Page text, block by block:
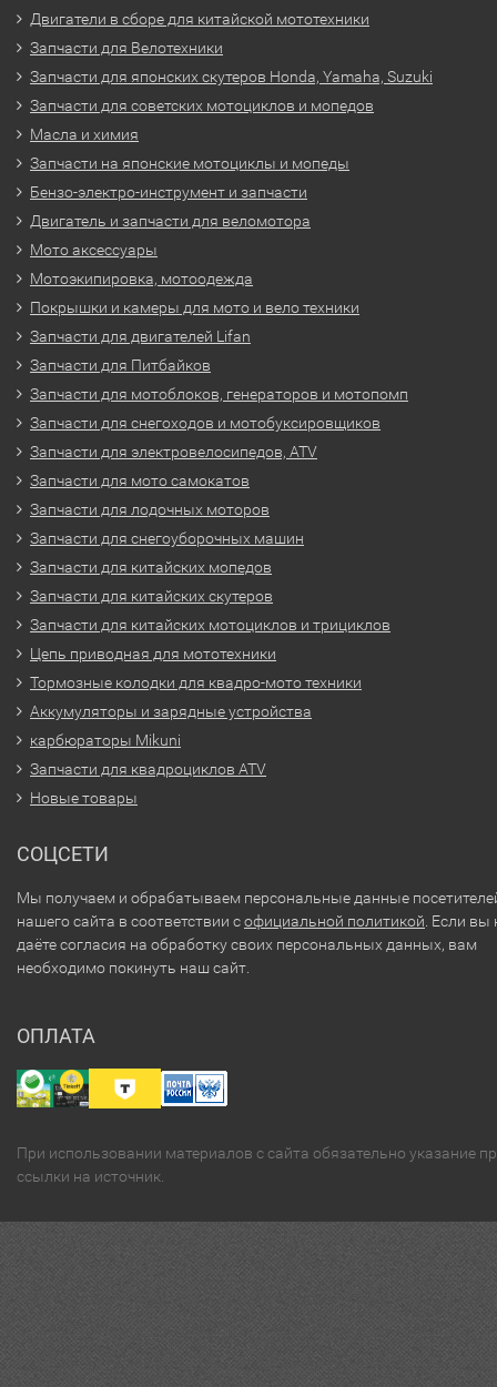
Двигатели в сборе для китайской мототехники
Запчасти для Велотехники
Запчасти для японских скутеров Honda, Yamaha, Suzuki
Запчасти для советских мотоциклов и мопедов
Масла и химия
Запчасти на японские мотоциклы и мопеды
Бензо-электро-инструмент и запчасти
Двигатель и запчасти для веломотора
Мото аксессуары
Мотоэкипировка, мотоодежда
Покрышки и камеры для мото и вело техники
Запчасти для двигателей Lifan
Запчасти для Питбайков
Запчасти для мотоблоков, генераторов и мотопомп
Запчасти для снегоходов и мотобуксировщиков
Запчасти для электровелосипедов, ATV
Запчасти для мото самокатов
Запчасти для лодочных моторов
Запчасти для снегоуборочных машин
Запчасти для китайских мопедов
Запчасти для китайских скутеров
Запчасти для китайских мотоциклов и трициклов
Цепь приводная для мототехники
Тормозные колодки для квадро-мото техники
Аккумуляторы и зарядные устройства
карбюраторы Mikuni
Запчасти для квадроциклов ATV
Новые товары
СОЦСЕТИ
Мы получаем и обрабатываем персональные данные
нашего сайта в соответствии софициальной политикой . Если вы
даёте согласия на обработку своих персональных данных, вам
необходимо покинуть наш сайт.
ОПЛАТА
При использовании материалов с сайта обязательно указание
ссылки на источник.